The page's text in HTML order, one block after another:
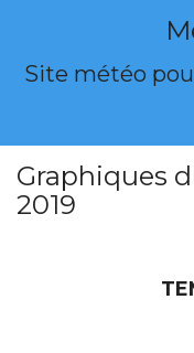
Site météo
Graphiques
2019